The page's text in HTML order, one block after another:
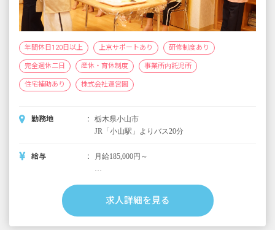
年間休日120日以上 上京サポートあり 研修制度あり
完全週休二日 産休・育休制度 事業所内託児所
住宅補助あり 株式会社運営園
勤務地
栃木県小山市
JR「小山駅」よりバス20分
給与 月給185,000円～
■早朝手当 （開園～8時）
■夜間手当 （18時～閉園）
求人詳細を見る